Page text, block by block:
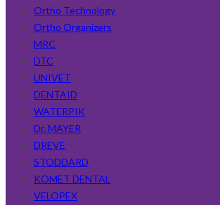
Ortho Technology
Ortho Organizers
MRC
DTC
UNIVET
DENTAID
WATERPIK
Dr. MAYER
DREVE
STODDARD
KOMET DENTAL
VELOPEX